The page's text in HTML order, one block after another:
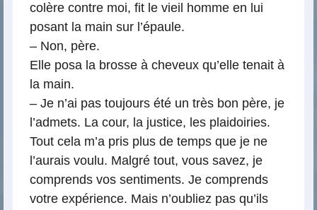
colère contre moi, fit le vieil homme en lui
posant la main sur l’épaule.
– Non, père.
Elle posa la brosse à cheveux qu’elle tenait à
la main.
– Je n’ai pas toujours été un très bon père, je
l’admets. La cour, la justice, les plaidoiries.
Tout cela m’a pris plus de temps que je ne
l’aurais voulu. Malgré tout, vous savez, je
comprends vos sentiments. Je comprends
votre expérience. Mais n’oubliez pas qu’ils